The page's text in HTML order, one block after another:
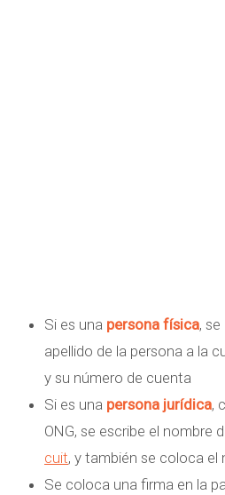
Si es una persona física,
apellido de la persona a la
y su número de cuenta
Si es una persona jurídica,
ONG, se escribe el nombre
cuit, y también se coloca el
Se coloca una firma en la